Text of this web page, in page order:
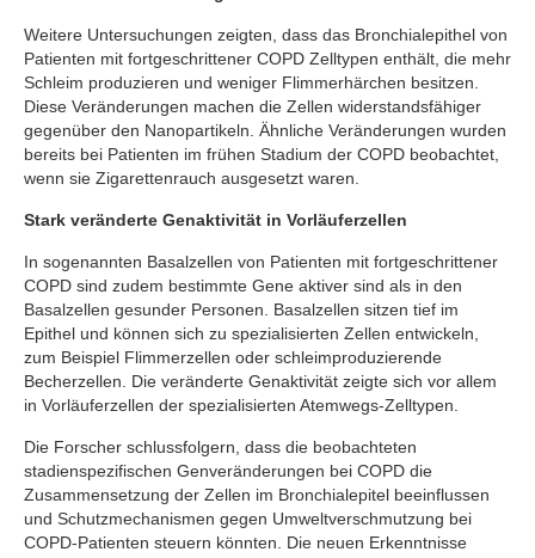
Weitere Untersuchungen zeigten, dass das Bronchialepithel von
Patienten mit fortgeschrittener COPD Zelltypen enthält, die mehr
Schleim produzieren und weniger Flimmerhärchen besitzen.
Diese Veränderungen machen die Zellen widerstandsfähiger
gegenüber den Nanopartikeln. Ähnliche Veränderungen wurden
bereits bei Patienten im frühen Stadium der COPD beobachtet,
wenn sie Zigarettenrauch ausgesetzt waren.
Stark veränderte Genaktivität in Vorläuferzellen
In sogenannten Basalzellen von Patienten mit fortgeschrittener
COPD sind zudem bestimmte Gene aktiver sind als in den
Basalzellen gesunder Personen. Basalzellen sitzen tief im
Epithel und können sich zu spezialisierten Zellen entwickeln,
zum Beispiel Flimmerzellen oder schleimproduzierende
Becherzellen. Die veränderte Genaktivität zeigte sich vor allem
in Vorläuferzellen der spezialisierten Atemwegs-Zelltypen.
Die Forscher schlussfolgern, dass die beobachteten
stadienspezifischen Genveränderungen bei COPD die
Zusammensetzung der Zellen im Bronchialepitel beeinflussen
und Schutzmechanismen gegen Umweltverschmutzung bei
COPD-Patienten steuern könnten. Die neuen Erkenntnisse